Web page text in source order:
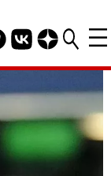
канал
Группа HELLO
Канал